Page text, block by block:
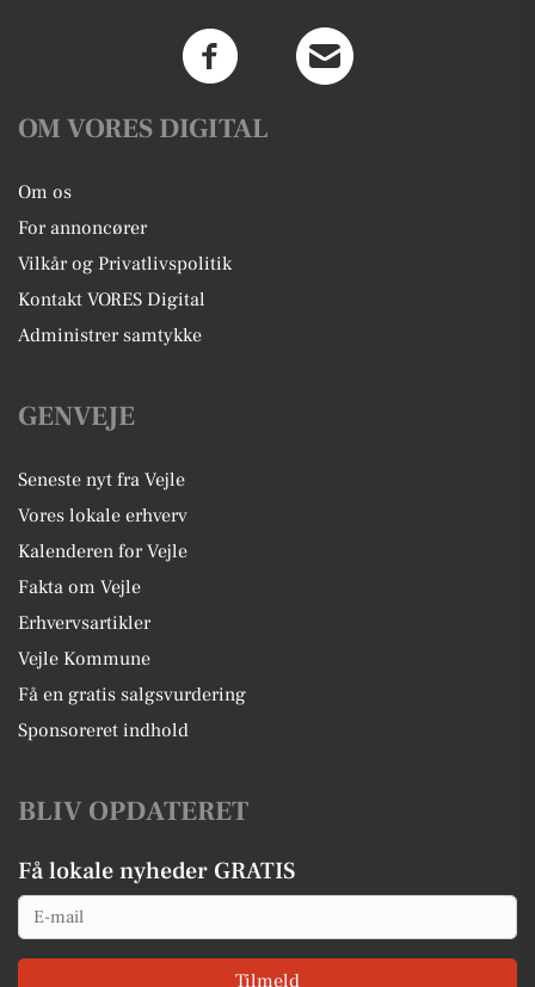
OM VORES DIGITAL
Om os
For annoncører
Vilkår og Privatlivspolitik
Kontakt VORES Digital
Administrer samtykke
GENVEJE
Seneste nyt fra Vejle
Vores lokale erhverv
Kalenderen for Vejle
Fakta om Vejle
Erhvervsartikler
Vejle Kommune
Få en gratis salgsvurdering
Sponsoreret indhold
BLIV OPDATERET
Få lokale nyheder GRATIS
Email
Tilmeld